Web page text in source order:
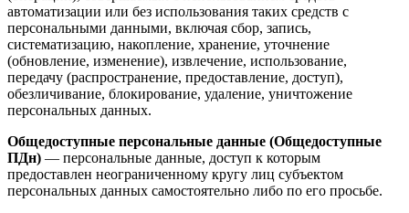
автоматизации или без использования таких средств с
персональными данными, включая сбор, запись,
систематизацию, накопление, хранение, уточнение
(обновление, изменение), извлечение, использование,
передачу (распространение, предоставление, доступ),
обезличивание, блокирование, удаление, уничтожение
персональных данных.
Общедоступные персональные данные (Общедоступные
ПДн) — персональные данные, доступ к которым
предоставлен неограниченному кругу лиц субъектом
персональных данных самостоятельно либо по его просьбе.